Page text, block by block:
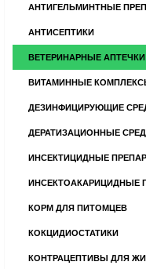
АНТИГЕЛЬМИНТНЫЕ
АНТИСЕПТИКИ
ВЕТЕРИНАРНЫЕ АПТЕЧКИ
ВИТАМИННЫЕ
ДЕЗИНФИЦИРУЮЩИЕ
ДЕРАТИЗАЦИОННЫЕ
ИНСЕКТИЦИДНЫЕ
ИНСЕКТОАКАРИЦИДНЫЕ
КОРМ ДЛЯ ПИТОМЦЕВ
КОКЦИДИОСТАТИКИ
КОНТРАЦЕПТИВЫ ДЛЯ